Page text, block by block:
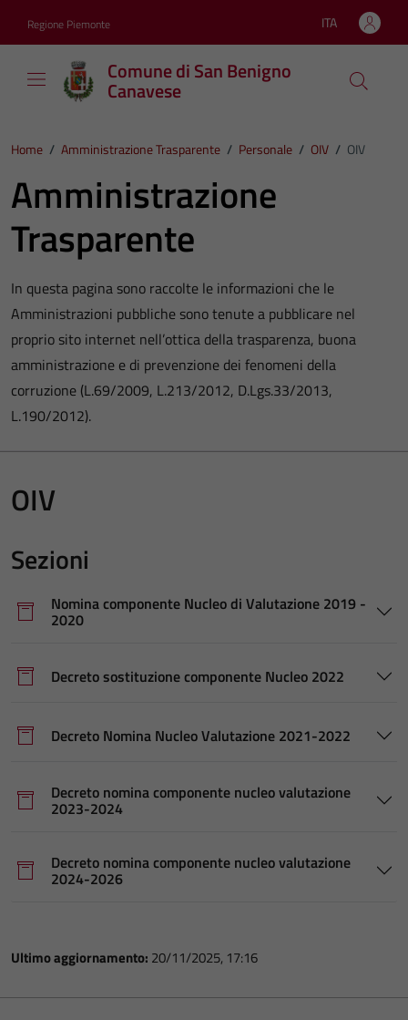
Regione Piemonte Lingua attiva:
ITA
Comune di San Benigno
Canavese
Home / Amministrazione Trasparente / Personale / OIV / OIV
Amministrazione
Trasparente
In questa pagina sono raccolte le informazioni che le
Amministrazioni pubbliche sono tenute a pubblicare nel
proprio sito internet nell’ottica della trasparenza, buona
amministrazione e di prevenzione dei fenomeni della
corruzione (L.69/2009, L.213/2012, D.Lgs.33/2013,
L.190/2012).
OIV
Sezioni
Nomina componente Nucleo di Valutazione 2019 -
2020
Decreto sostituzione componente Nucleo 2022
Decreto Nomina Nucleo Valutazione 2021-2022
Decreto nomina componente nucleo valutazione
2023-2024
Decreto nomina componente nucleo valutazione
2024-2026
Ultimo aggiornamento: 20/11/2025, 17:16